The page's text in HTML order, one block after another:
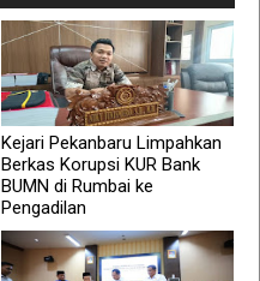
Kejari Pekanbaru Limpahkan
Berkas Korupsi KUR Bank
BUMN di Rumbai ke
Pengadilan